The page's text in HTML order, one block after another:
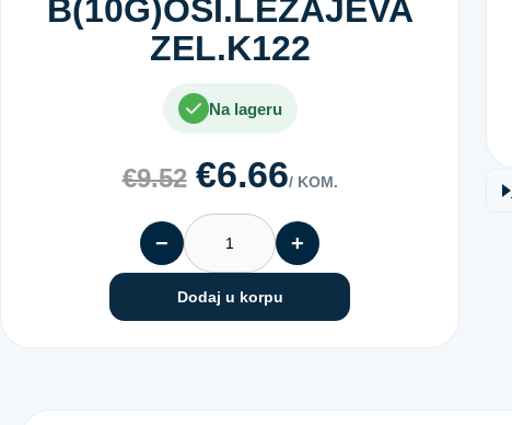
B(10G)OSI.LEŽAJEVA
ZEL.K122
Na lageru
€9.52 €6.66/ KOM.
− +
Dodaj u korpu